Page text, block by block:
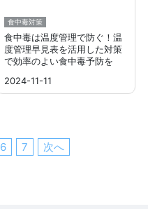
食中毒対策
食中毒は温度管理で防ぐ！温
度管理早見表を活用した対策
で効率のよい食中毒予防を
2024-11-11
6 7 次へ